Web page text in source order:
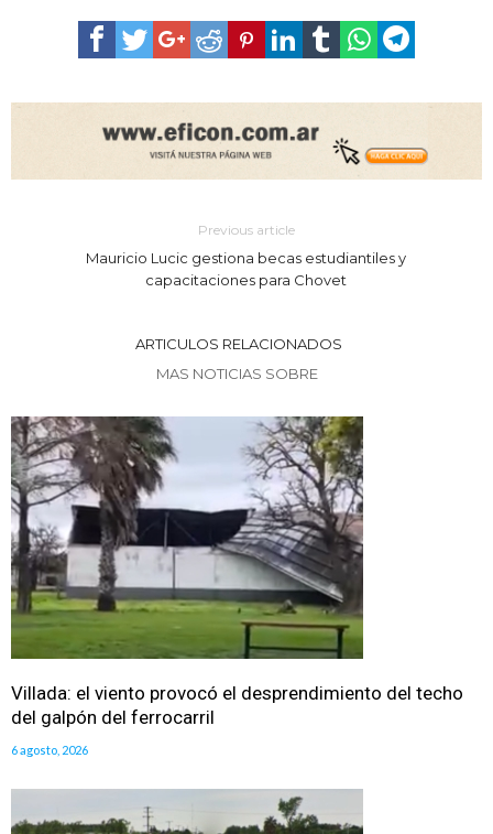
Previous article
Mauricio Lucic gestiona becas estudiantiles y
capacitaciones para Chovet
ARTICULOS RELACIONADOS
MAS NOTICIAS SOBRE
Villada: el viento provocó el desprendimiento del techo
del galpón del ferrocarril
6 agosto, 2026